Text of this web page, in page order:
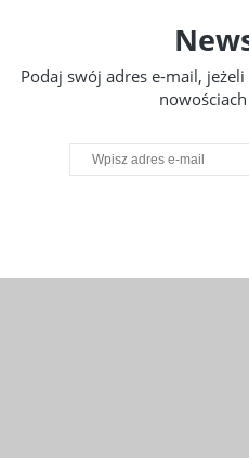
Podaj swój adres e-mail,